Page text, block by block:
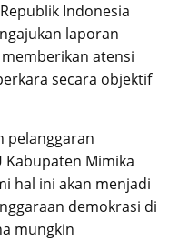
Indonesia
laporan
memberikan atensi
secara objektif
pelanggaran
Kabupaten Mimika
hal ini akan menjadi
demokrasi di
mungkin